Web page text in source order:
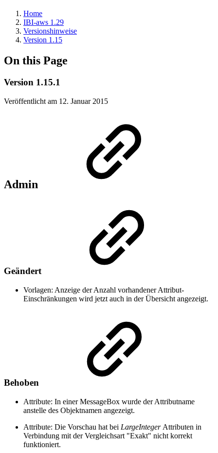
Home
IBI-aws 1.29
Versionshinweise
Version 1.15
On this Page
Version 1.15.1
Veröffentlicht am 12. Januar 2015
Admin
Geändert
Vorlagen: Anzeige der Anzahl vorhandener Attribut-
Einschränkungen wird jetzt auch in der Übersicht angezeigt.
Behoben
Attribute: In einer MessageBox wurde der Attributname
anstelle des Objektnamen angezeigt.
Attribute: Die Vorschau hat bei LargeInteger Attributen in
Verbindung mit der Vergleichsart "Exakt" nicht korrekt
funktioniert.